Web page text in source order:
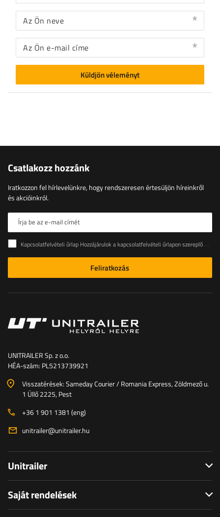
Az Ön neve
Az Ön e-mail címe
Küldjön véleményt
Csatlakozz hozzánk
Iratkozzon fel hírlevelünkre, hogy rendszeresen értesüljön híreinkről
és akcióinkról.
Írja be az e-mail címét
Kapcsolatfelvételi űrlap Hozzájárulok a kapcsolatfelvételi űrlapon szereplő személyes adataimnak az Európai Parlament és a Tanács (EU) rendeletével összhangban történő kezeléséhez
Feliratkozás
UNITRAILER Sp. z o.o.
HÉA-szám: PL5213739921
Visszatérések: Sameday Courier / Romania Express, Zöldmező u.
1 Üllő 2225, Pest
+36 1 901 1381 (eng)
unitrailer@unitrailer.hu
Unitrailer
Saját rendelések